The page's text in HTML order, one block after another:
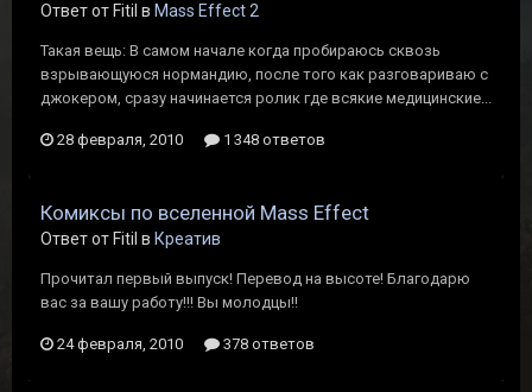
Ответ от Fitil в Mass Effect 2
Такая вещь: В самом начале когда пробираюсь сквозь
взрывающуюся нормандию, после того как разговариваю с
джокером, сразу начинается ролик где всякие медицинские...
28 февраля, 2010 1 348 ответов
Комиксы по вселенной Mass Effect
Ответ от Fitil в Креатив
Прочитал первый выпуск! Перевод на высоте! Благодарю
вас за вашу работу!!! Вы молодцы!!
24 февраля, 2010 378 ответов